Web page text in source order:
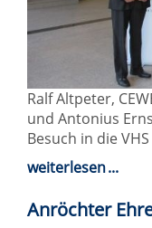
Ralf Altpeter,
und Antonius
Besuch in die
weiterlesen
Anröchter